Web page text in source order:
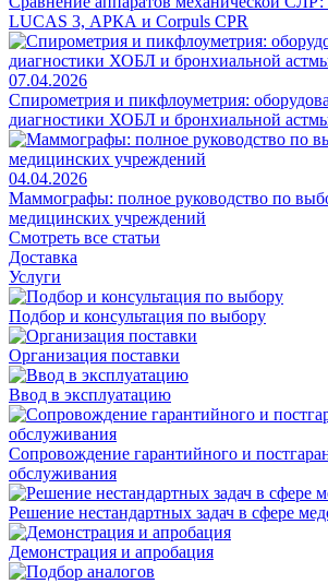
LUCAS 3, АРКА и Corpuls CPR
07.04.2026
Спирометрия и пикфлоуметрия:
диагностики ХОБЛ и бронхиальной
04.04.2026
Маммографы: полное руководство по
медицинских учреждений
Смотреть все статьи
Доставка
Услуги
Подбор и консультация по выбору
Организация поставки
Ввод в эксплуатацию
Сопровождение гарантийного и
обслуживания
Решение нестандартных задач в сфере
Демонстрация и апробация